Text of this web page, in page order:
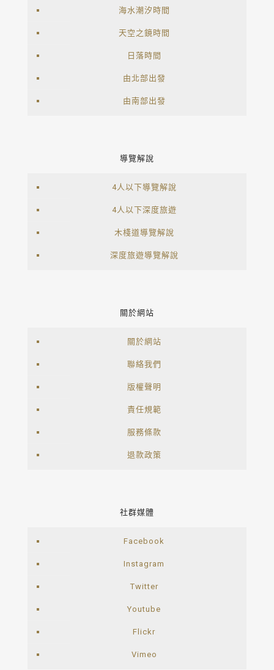
海水潮汐時間
天空之鏡時間
日落時間
由北部出發
由南部出發
導覽解說
4人以下導覽解說
4人以下深度旅遊
木棧道導覽解說
深度旅遊導覽解說
關於網站
關於網站
聯絡我們
版權聲明
責任規範
服務條款
退款政策
社群媒體
Facebook
Instagram
Twitter
Youtube
Flickr
Vimeo